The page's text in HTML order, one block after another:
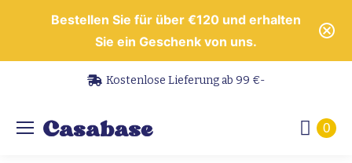
Bestellen Sie für über €120 und erhalten
Sie ein Geschenk von uns.
Kostenlose Lieferung ab 99 €-
0